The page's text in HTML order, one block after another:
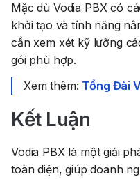
Mặc dù Vodia PBX có
khởi tạo và tính năng
cần xem xét kỹ lưỡng
gói phù hợp.
Xem thêm: Tổng Đài
Kết Luận
Vodia PBXlà một giải
toàn diện, giúp doanh